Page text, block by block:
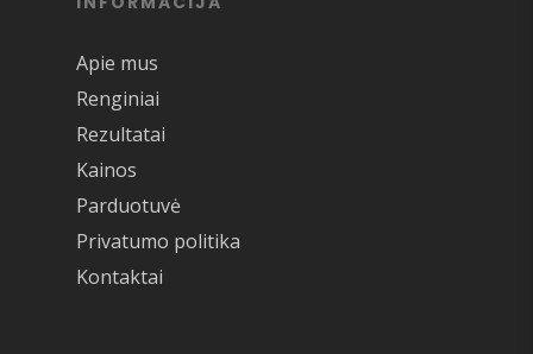
Apie mus
Renginiai
Rezultatai
Kainos
Parduotuvė
Privatumo politika
Kontaktai